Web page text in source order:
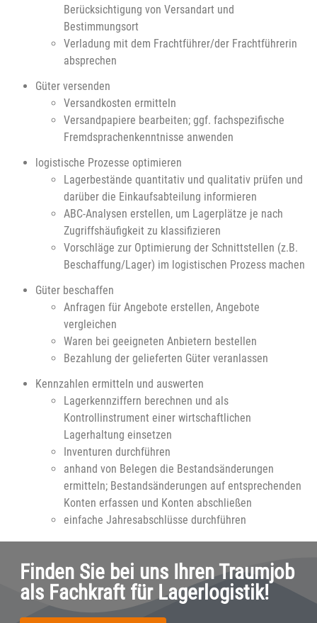
Berücksichtigung von Versandart und
Bestimmungsort
Verladung mit dem Frachtführer/der Frachtführerin
absprechen
Güter versenden
Versandkosten ermitteln
Versandpapiere bearbeiten; ggf. fachspezifische
Fremdsprachenkenntnisse anwenden
logistische Prozesse optimieren
Lagerbestände quantitativ und qualitativ prüfen und
darüber die Einkaufsabteilung informieren
ABC-Analysen erstellen, um Lagerplätze je nach
Zugriffshäufigkeit zu klassifizieren
Vorschläge zur Optimierung der Schnittstellen (z.B.
Beschaffung/Lager) im logistischen Prozess machen
Güter beschaffen
Anfragen für Angebote erstellen, Angebote
vergleichen
Waren bei geeigneten Anbietern bestellen
Bezahlung der gelieferten Güter veranlassen
Kennzahlen ermitteln und auswerten
Lagerkennziffern berechnen und als
Kontrollinstrument einer wirtschaftlichen
Lagerhaltung einsetzen
Inventuren durchführen
anhand von Belegen die Bestandsänderungen
ermitteln; Bestandsänderungen auf entsprechenden
Konten erfassen und Konten abschließen
einfache Jahresabschlüsse durchführen
Finden Sie bei uns Ihren Traumjob
als Fachkraft für Lagerlogistik!